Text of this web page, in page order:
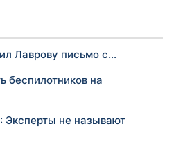
Лаврову письмо с…
беспилотников на
Эксперты не называют